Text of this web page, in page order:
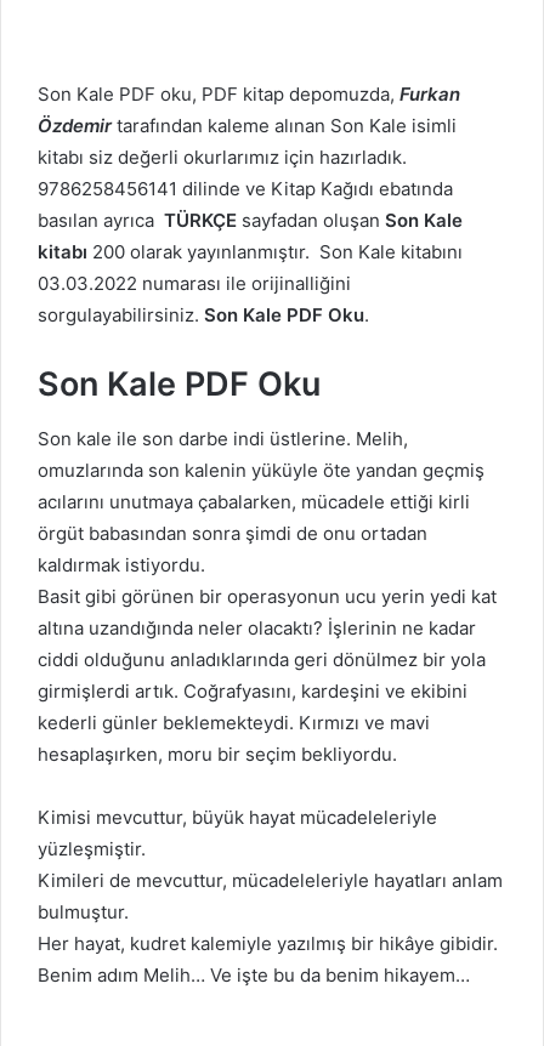
Son Kale PDF oku, PDF kitap depomuzda, Furkan
Özdemirtarafından kaleme alınan Son Kale isimli
kitabı siz değerli okurlarımız için hazırladık.
9786258456141 dilinde ve Kitap Kağıdı ebatında
basılan ayrıca TÜRKÇE sayfadan oluşan Son Kale
kitabı 200 olarak yayınlanmıştır. Son Kale kitabını
03.03.2022 numarası ile orijinalliğini
sorgulayabilirsiniz. Son Kale PDF Oku.
Son Kale PDF Oku
Son kale ile son darbe indi üstlerine. Melih,
omuzlarında son kalenin yüküyle öte yandan geçmiş
acılarını unutmaya çabalarken, mücadele ettiği kirli
örgüt babasından sonra şimdi de onu ortadan
kaldırmak istiyordu.
Basit gibi görünen bir operasyonun ucu yerin yedi kat
altına uzandığında neler olacaktı? İşlerinin ne kadar
ciddi olduğunu anladıklarında geri dönülmez bir yola
girmişlerdi artık. Coğrafyasını, kardeşini ve ekibini
kederli günler beklemekteydi. Kırmızı ve mavi
hesaplaşırken, moru bir seçim bekliyordu.
Kimisi mevcuttur, büyük hayat mücadeleleriyle
yüzleşmiştir.
Kimileri de mevcuttur, mücadeleleriyle hayatları anlam
bulmuştur.
Her hayat, kudret kalemiyle yazılmış bir hikâye gibidir.
Benim adım Melih… Ve işte bu da benim hikayem…